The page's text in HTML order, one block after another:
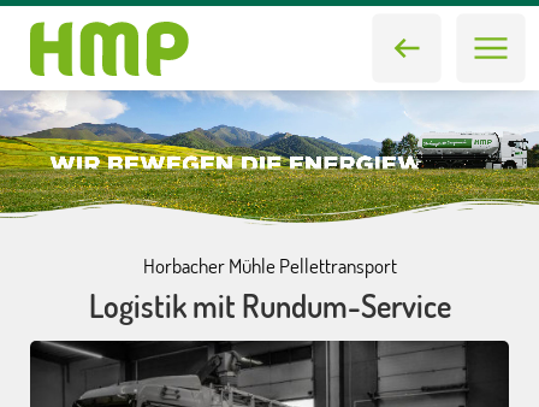
Horbacher Mühle Pellettransport
Logistik mit Rundum-Service